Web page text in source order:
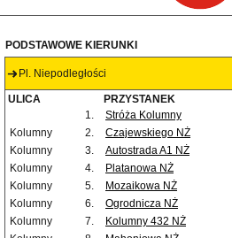
PODSTAWOWE KIERUNKI
Pl. Niepodległości
ULICA PRZYSTANEK
1.
Stróża Kolumny
Kolumny
2. Czajewskiego NŻ
Kolumny
3. Autostrada A1 NŻ
Kolumny
4. Platanowa NŻ
Kolumny
5. Mozaikowa NŻ
Kolumny
6. Ogrodnicza NŻ
Kolumny
7. Kolumny 432 NŻ